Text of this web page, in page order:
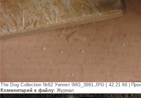
The Dog Collection №62 Уиппет IMG_3991.JPG [ 42.21 Кб |
Комментарий к файлу: Журнал